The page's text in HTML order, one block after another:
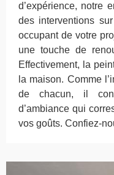
d’expérience, notre
des interventions
occupant de votre
une touche de
Effectivement, la
la maison. Comme
de chacun, il
d’ambiance qui
vos goûts. Confiez-